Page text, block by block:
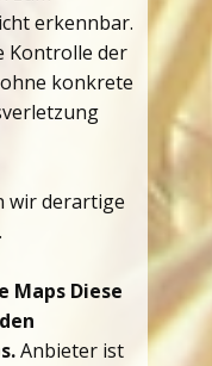
erkennbar.
Kontrolle der
konkrete
wir derartige
Maps Diese
Anbieter ist